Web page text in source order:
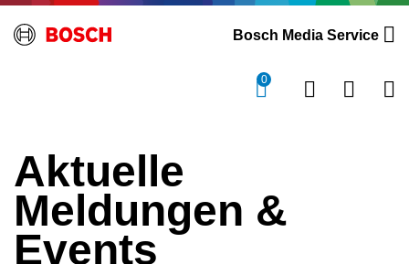
Bosch Media Service
0
Aktuelle
Meldungen &
Events